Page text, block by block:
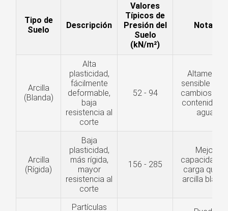
Tipo de
Suelo
Descripción
Valores
Típicos de
Presión del
Suelo
(kN/m²)
Notas
Arcilla
(Blanda)
Alta
plasticidad,
fácilmente
deformable,
baja
resistencia al
corte
52 - 94
Altamente
sensible a
cambios en
contenido
agua
Arcilla
(Rígida)
Baja
plasticidad,
más rígida,
mayor
resistencia al
corte
156 - 285
Mejor
capacidad
carga que la
arcilla
Partículas